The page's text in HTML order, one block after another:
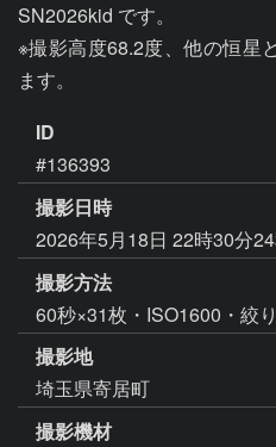
SN2026kid です。
※撮影高度68.2度、他の恒星
ます。
ID
#136393
撮影日時
2026年5月18日 22時30分
撮影方法
60秒×31枚・ISO1600・絞
撮影地
埼玉県寄居町
撮影機材